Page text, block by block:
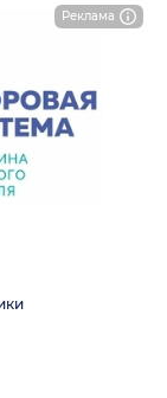
Реклама